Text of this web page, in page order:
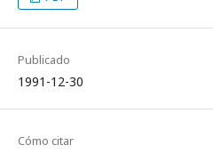
Publicado
1991-12-30
Cómo citar